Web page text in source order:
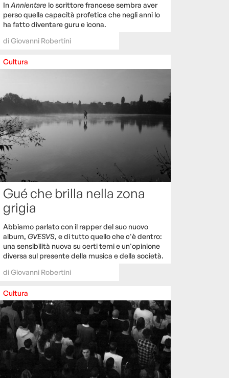
InAnnientare lo scrittore francese sembra aver
perso quella capacità profetica che negli anni lo
ha fatto diventare guru e icona.
diGiovanni Robertini
Cultura
Gué che brilla nella zona
grigia
Abbiamo parlato con il rapper del suo nuovo
album, GVESVS, e di tutto quello che c'è dentro:
una sensibilità nuova su certi temi e un'opinione
diversa sul presente della musica e della società.
diGiovanni Robertini
Cultura